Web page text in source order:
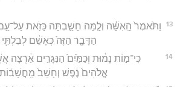
13
וַתֹּ֙אמֶר֙ הָֽאִשָּׁ֔ה וְלָ֧מָּה חָשַׁ֛בְתָּה כָּזֹ֖את
הַדָּבָ֤ר הַזֶּה֙ כְּאָשֵׁ֔ם לְבִלְתִּ֛י
14
כִּי־מ֣וֹת נָמ֔וּת וְכַמַּ֙יִם֙ הַנִּגָּרִ֣ים אַ֔רְצָה
אֱלֹהִים֙ נֶ֔פֶשׁ וְחָשַׁב֙ מַֽחֲשָׁב֔וֹת